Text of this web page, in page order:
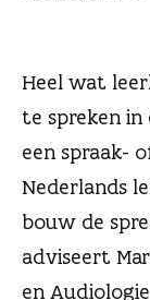
Heel wat
te spreken in
een spraak-
Nederlands
bouw de
adviseert
en